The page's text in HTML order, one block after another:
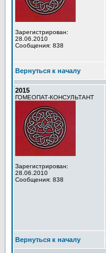
Зарегистрирован:
28.06.2010
Сообщения: 838
Вернуться к началу
2015
ГОМЕОПАТ-КОНСУЛЬТАНТ
Зарегистрирован:
28.06.2010
Сообщения: 838
Вернуться к началу